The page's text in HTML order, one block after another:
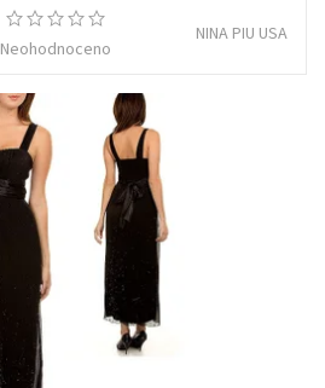
Neohodnoceno
NINA PIU USA